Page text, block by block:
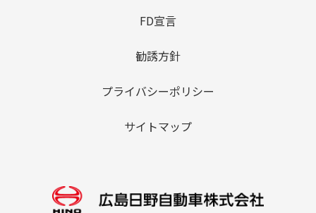
FD宣言
勧誘方針
プライバシーポリシー
サイトマップ